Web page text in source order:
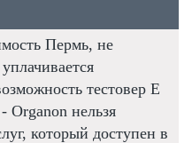
Пермь, не
тестовер Е
Organon нельзя
который доступен в